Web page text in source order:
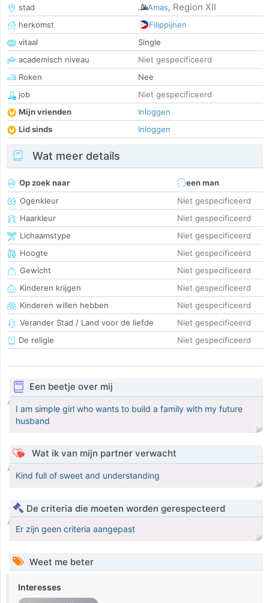
stad
Amas, Region XII
herkomst
Filippijnen
vitaal
Single
academisch niveau
Niet gespecificeerd
Roken
Nee
job
Niet gespecificeerd
Mijn vrienden
Inloggen
Lid sinds
Inloggen
Wat meer details
Op zoek naar
een man
Ogenkleur
Niet gespecificeerd
Haarkleur
Niet gespecificeerd
Lichaamstype
Niet gespecificeerd
Hoogte
Niet gespecificeerd
Gewicht
Niet gespecificeerd
Kinderen krijgen
Niet gespecificeerd
Kinderen willen hebben
Niet gespecificeerd
Verander Stad / Land voor de liefde
Niet gespecificeerd
De religie
Niet gespecificeerd
Een beetje over mij
I am simple girl who wants to build a family with my future
husband
Wat ik van mijn partner verwacht
Kind full of sweet and understanding
De criteria die moeten worden gerespecteerd
Er zijn geen criteria aangepast
Weet me beter
Interesses